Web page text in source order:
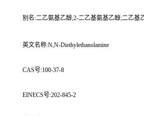
别名:二乙氨基乙醇;2-二乙基氨基乙醇;二乙基
英文名称:N,N-Diethylethanolamine
CAS号:100-37-8
EINECS号:202-845-2